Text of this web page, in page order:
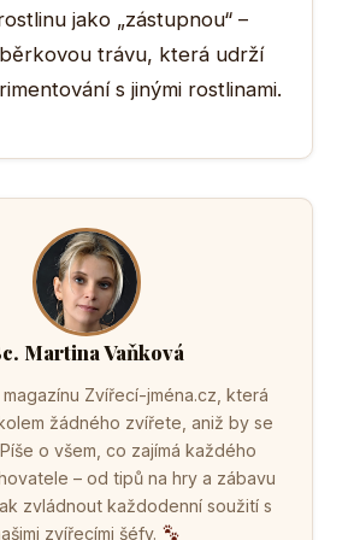
jako „zástupnou“ –
trávu, která udrží
s jinými rostlinami.
Martina Vaňková
Zvířecí-jména.cz, která
žádného zvířete, aniž by se
o všem, co zajímá každého
– od tipů na hry a zábavu
zvládnout každodenní soužití s
zvířecími šéfy.